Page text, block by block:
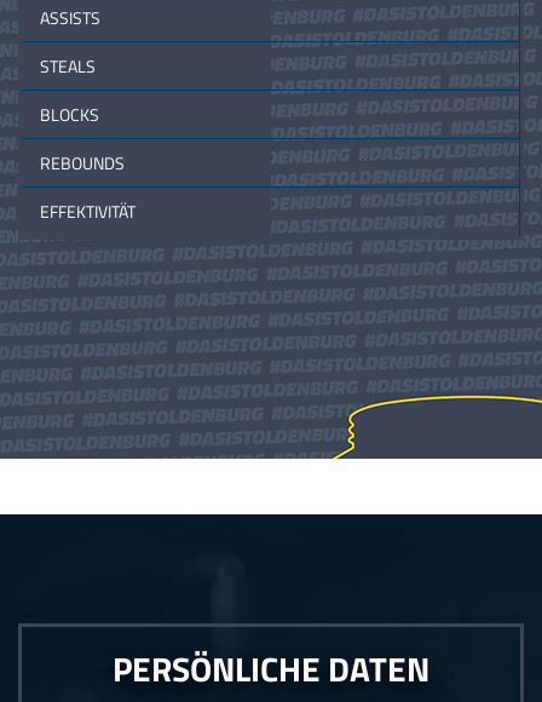
ASSISTS
STEALS
BLOCKS
REBOUNDS
EFFEKTIVITÄT
PERSÖNLICHE DATEN